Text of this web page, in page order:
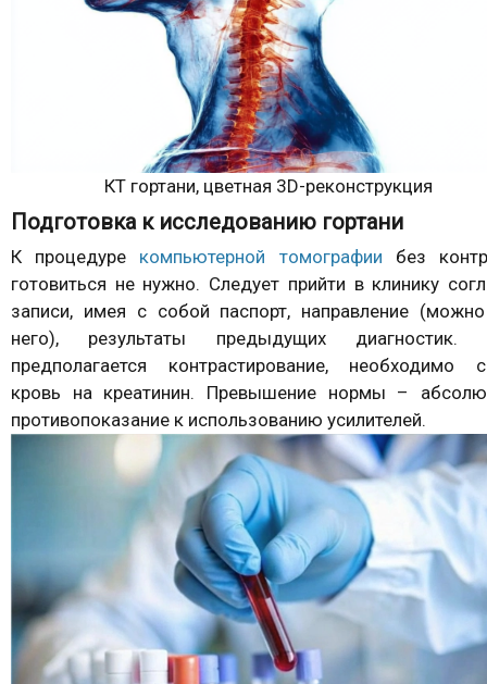
КТ гортани, цветная 3D-реконструкция
Подготовка к исследованию гортани
К процедуре компьютерной томографии без
готовиться не нужно. Следует прийти в клинику
записи, имея с собой паспорт, направление
него), результаты предыдущих диагностик.
предполагается контрастирование, необходимо
кровь на креатинин. Превышение нормы –
противопоказание к использованию усилителей.